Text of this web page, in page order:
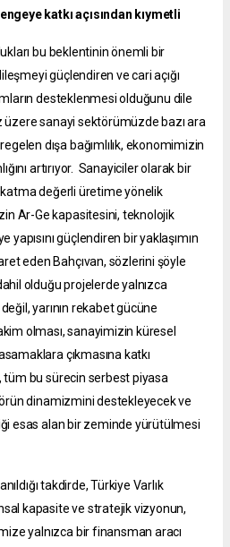
katkı açısından kıymetli
bu beklentinin önemli bir
güçlendiren ve cari açığı
desteklenmesi olduğunu dile
üzere sanayi sektörümüzde bazı ara
dışa bağımlılık, ekonomimizin
artırıyor. Sanayiciler olarak bir
değerli üretime yönelik
Ar-Ge kapasitesini, teknolojik
güçlendiren bir yaklaşımın
eden Bahçıvan, sözlerini şöyle
olduğu projelerde yalnızca
yarının rekabet gücüne
olması, sanayimizin küresel
çıkmasına katkı
tüm bu sürecin serbest piyasa
dinamizmini destekleyecek ve
esas alan bir zeminde yürütülmesi
takdirde, Türkiye Varlık
kapasite ve stratejik vizyonun,
yalnızca bir finansman aracı